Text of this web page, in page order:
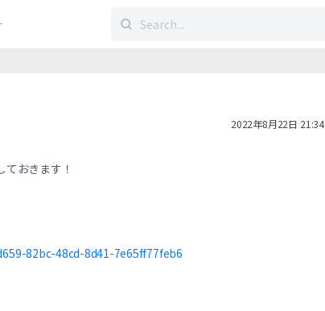
検
2022年8月22日 21:34
おきます！
82bc-48cd-8d41-7e65ff77feb6